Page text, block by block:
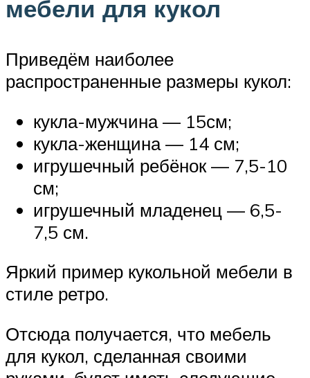
мебели для кукол
Приведём наиболее
распространенные размеры кукол:
кукла-мужчина — 15см;
кукла-женщина — 14 см;
игрушечный ребёнок — 7,5-10
см;
игрушечный младенец — 6,5-
7,5 см.
Яркий пример кукольной мебели в
стиле ретро.
Отсюда получается, что мебель
для кукол, сделанная своими